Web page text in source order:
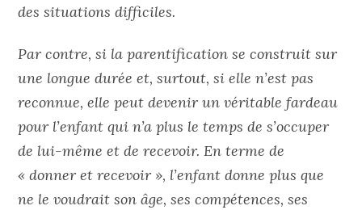
des situations difficiles.
Par contre, si la parentification se construit sur
une longue durée et, surtout, si elle n’est pas
reconnue, elle peut devenir un véritable fardeau
pour l’enfant qui n’a plus le temps de s’occuper
de lui-même et de recevoir. En terme de
« donner et recevoir », l’enfant donne plus que
ne le voudrait son âge, ses compétences, ses